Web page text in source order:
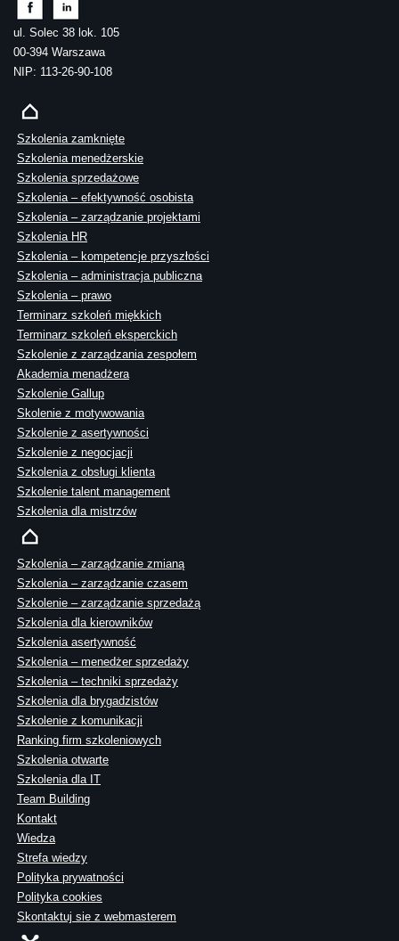
ul. Solec 38 lok. 105
00-394 Warszawa
NIP: 113-26-90-108
Szkolenia zamknięte
Szkolenia menedżerskie
Szkolenia sprzedażowe
Szkolenia – efektywność osobista
Szkolenia – zarządzanie projektami
Szkolenia HR
Szkolenia – kompetencje przyszłości
Szkolenia – administracja publiczna
Szkolenia – prawo
Terminarz szkoleń miękkich
Terminarz szkoleń eksperckich
Szkolenie z zarządzania zespołem
Akademia menadżera
Szkolenie Gallup
Skolenie z motywowania
Szkolenie z asertywności
Szkolenie z negocjacji
Szkolenia z obsługi klienta
Szkolenie talent management
Szkolenia dla mistrzów
Szkolenia – zarządzanie zmianą
Szkolenia – zarządzanie czasem
Szkolenie – zarządzanie sprzedażą
Szkolenia dla kierowników
Szkolenia asertywność
Szkolenia – menedżer sprzedaży
Szkolenia – techniki sprzedaży
Szkolenia dla brygadzistów
Szkolenie z komunikacji
Ranking firm szkoleniowych
Szkolenia otwarte
Szkolenia dla IT
Team Building
Kontakt
Wiedza
Strefa wiedzy
Polityka prywatności
Polityka cookies
Skontaktuj sie z webmasterem